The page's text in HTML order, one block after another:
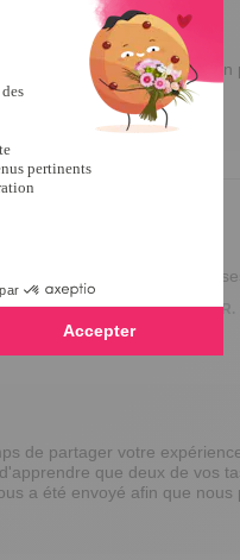
vous trouviez le produit joli.
remarque concernant
empéché que deux des
du26/10/2025 parLydie R.
de partager votre
que deux de vos
a été envoyé afin que